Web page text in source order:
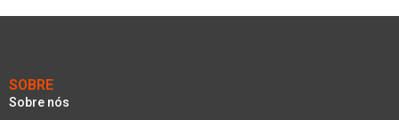
SOBRE
Sobre nós